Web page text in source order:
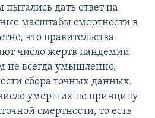
пытались дать ответ на
масштабы смертности в
что правительства
число жертв пандемии
не всегда умышленно,
сбора точных данных.
умерших по принципу
смертности, то есть